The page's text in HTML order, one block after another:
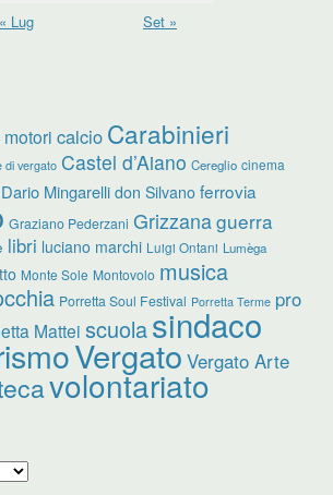
« Lug
Set »
calcio Carabinieri
di vergato Castel d’Aiano Cereglio cinema
Dario Mingarelli don Silvano ferrovia
Graziano Pederzani Grizzanaguerra
libri luciano marchi Luigi Ontani Lumèga
Monte Sole Montovolo musica
Porretta Soul Festival Porretta Terme pro
Mattei scuolasindaco
Vergato Vergato Arte
volontariato